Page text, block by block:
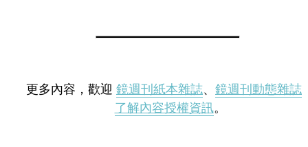
更多內容，歡迎 鏡週刊紙本雜誌、 鏡週刊動態雜誌
了解內容授權資訊。